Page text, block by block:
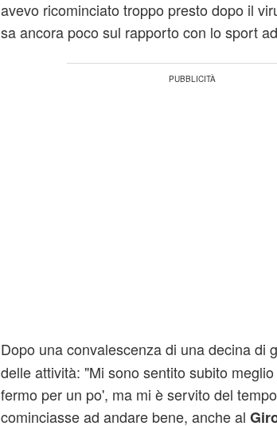
avevo ricominciato troppo presto dopo il
sa ancora poco sul rapporto con lo sport
Dopo una convalescenza di una decina di
delle attività: "Mi sono sentito subito
fermo per un po', ma mi è servito del
cominciasse ad andare bene, anche al